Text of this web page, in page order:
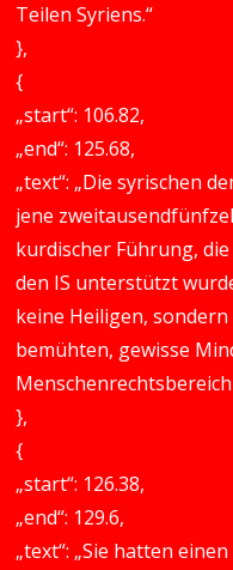
Teilen Syriens.“
},
{
„start“: 106.82,
„end“: 125.68,
„text“: „Die syrischen
jene
kurdischer Führung,
den IS unterstützt
keine Heiligen,
bemühten, gewisse
},
{
„start“: 126.38,
„end“: 129.6,
„text“: „Sie hatten